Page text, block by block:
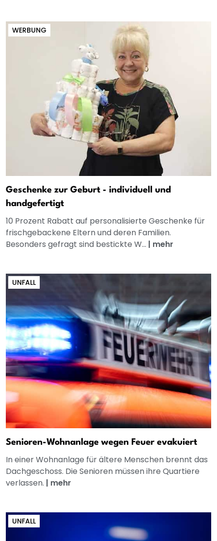
WERBUNG
Geschenke zur Geburt - individuell und
handgefertigt
10 Prozent Rabatt auf personalisierte Geschenke für
frischgebackene Eltern und deren Familien.
Besonders gefragt sind bestickte W... | mehr
UNFALL
Senioren-Wohnanlage wegen Feuer evakuiert
In einer Wohnanlage für ältere Menschen brennt das
Dachgeschoss. Die Senioren müssen ihre Quartiere
verlassen. | mehr
UNFALL